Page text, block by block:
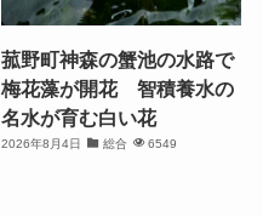
菰野町神森の蟹池の水路で
梅花藻が開花 智積養水の
名水が育む白い花
2026年8月4日 総合 6549